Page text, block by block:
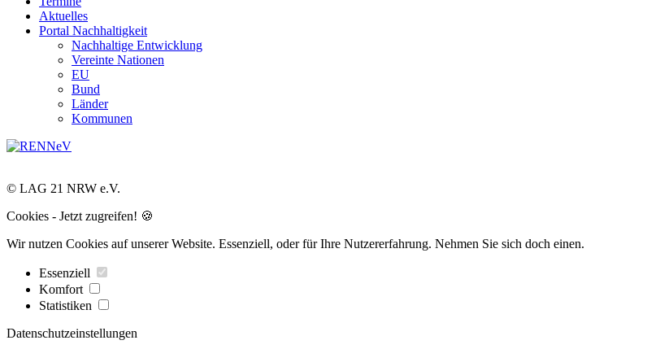
Aktuelles
Portal Nachhaltigkeit
Nachhaltige Entwicklung
Vereinte Nationen
EU
Bund
Länder
Kommunen
© LAG 21 NRW e.V.
Cookies - Jetzt zugreifen! 🍪
Wir nutzen Cookies auf unserer Website. Essenziell, oder für Ihre Nutzererfahrung. Nehmen Sie sich doch einen.
Essenziell
Komfort
Statistiken
Datenschutzeinstellungen